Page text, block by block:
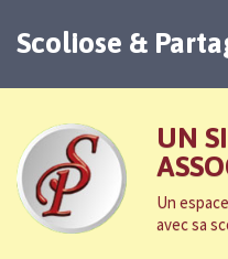
Scoliose &
UN
Un
avec sa